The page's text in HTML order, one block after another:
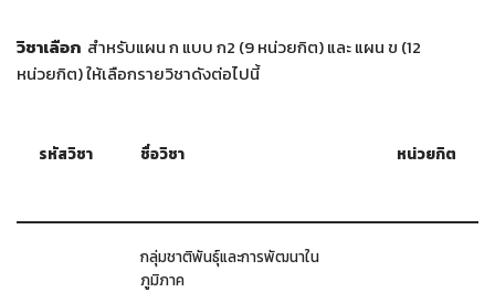
วิชาเลือก สำหรับแผน ก แบบ ก2 (9 หน่วยกิต) และ แผน ข (12
หน่วยกิต) ให้เลือกรายวิชาดังต่อไปนี้
รหัสวิชา ชื่อวิชา หน่วยกิต
กลุ่มชาติพันธุ์และการพัฒนาใน
ภูมิภาค